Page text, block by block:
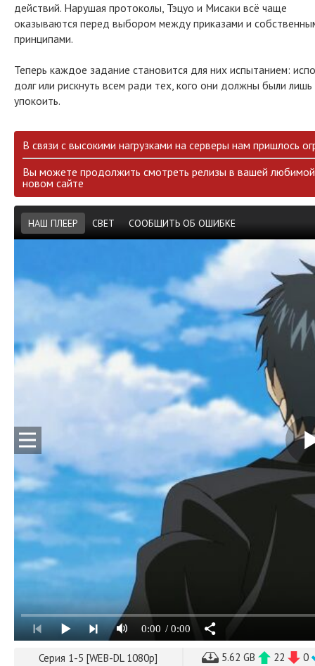
действий. Нарушая протоколы, Тэцуо и Мисаки всё чаще
оказываются перед выбором между приказами и
принципами.
Теперь каждое задание становится для них испытанием:
долг или рискнуть всем ради тех, кого они должны были лишь
упокоить.
В связи с высокими нагрузками на серверы нам пришлось
Вы можете продолжить смотреть релизы в вашей
новом сайте
НАШ ПЛЕЕР СВЕТ СООБЩИТЬ ОБ ОШИБКЕ
0:00 / 0:00
Серия 1-5 [WEB-DL 1080p] 5.62 GB 22
0